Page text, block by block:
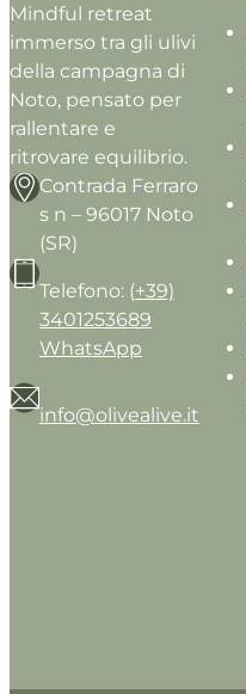
Mindful retreat
immerso tra gli ulivi
della campagna di
Noto, pensato per
rallentare e
ritrovare equilibrio.
Contrada Ferraro
s n – 96017 Noto
(SR)
Telefono: (+39)
3401253689
WhatsApp
info@olivealive.it